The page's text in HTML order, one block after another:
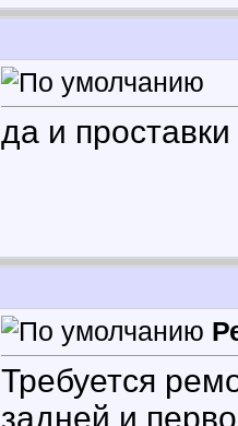
да и
Требуется
задней и